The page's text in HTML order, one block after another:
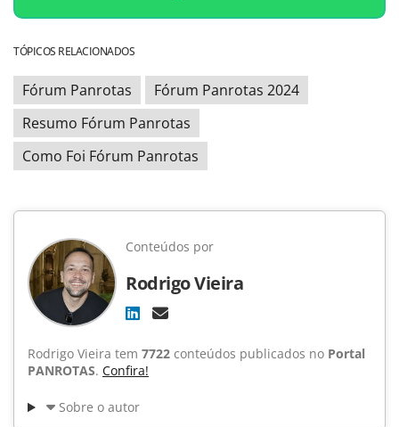
TÓPICOS RELACIONADOS
Fórum Panrotas
Fórum Panrotas 2024
Resumo Fórum Panrotas
Como Foi Fórum Panrotas
Conteúdos por
Rodrigo Vieira
Rodrigo Vieira tem 7722 conteúdos publicados no Portal
PANROTAS. Confira!
Sobre o autor